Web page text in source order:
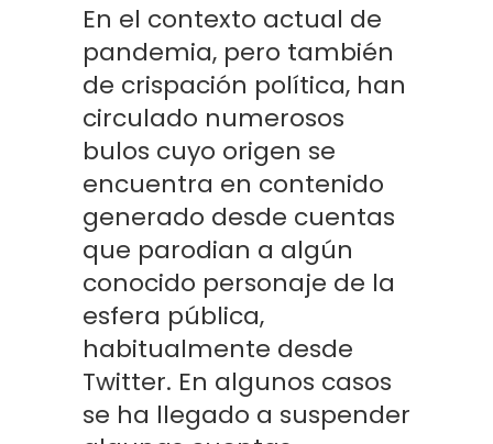
En el contexto actual de
pandemia, pero también
de crispación política, han
circulado numerosos
bulos cuyo origen se
encuentra en contenido
generado desde cuentas
que parodian a algún
conocido personaje de la
esfera pública,
habitualmente desde
Twitter. En algunos casos
se ha llegado a suspender